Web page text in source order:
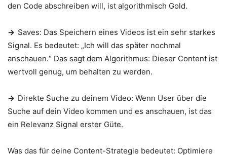
den Code abschreiben will, ist algorithmisch Gold.
→ Saves: Das Speichern eines Videos ist ein sehr starkes
Signal. Es bedeutet: „Ich will das später nochmal
anschauen.“ Das sagt dem Algorithmus: Dieser Content ist
wertvoll genug, um behalten zu werden.
→ Direkte Suche zu deinem Video: Wenn User über die
Suche auf dein Video kommen und es anschauen, ist das
ein Relevanz Signal erster Güte.
Was das für deine Content-Strategie bedeutet: Optimiere